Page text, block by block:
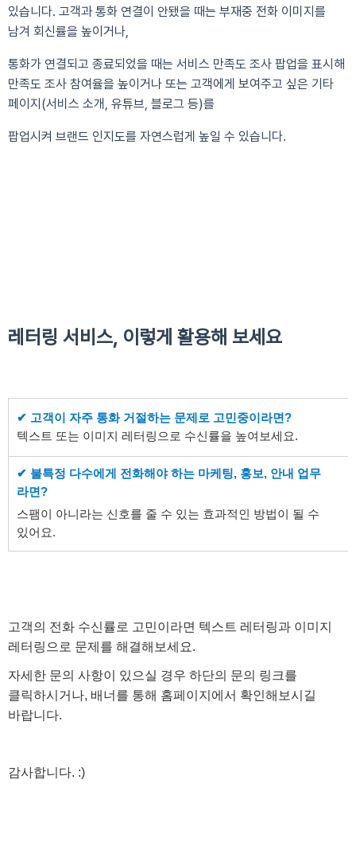
있습니다. 고객과 통화 연결이 안됐을 때는 부재중 전화 이미지를
남겨 회신률을 높이거나,
통화가 연결되고 종료되었을 때는 서비스 만족도 조사 팝업을 표시해
만족도 조사 참여율을 높이거나 또는 고객에게 보여주고 싶은 기 타
페이지(서비스 소개, 유튜브, 블로그 등)를
팝업시켜 브랜드 인지도를 자연스럽게 높일 수 있습니다.
레터링 서비스, 이렇게 활용해 보세요
✔ 고객이 자주 통화 거절하는 문제로 고민중이라면?
텍스트 또는 이미지 레터링으로 수신률을 높여보세요.
✔ 불특정 다수에게 전화해야 하는 마케팅, 홍보, 안내 업무
라면?
스팸이 아니라는 신호를 줄 수 있는 효과적인 방법이 될 수
있어요.
고객의 전화 수신률로 고민이라면 텍스트 레터링과 이미지
레터링으로 문제를 해결해보세요.
자세한 문의 사항이 있으실 경우 하단의 문의 링크를
클릭하시거나, 배너를 통해 홈페이지에서 확인해보시길
바랍니다.
감사합니다. :)